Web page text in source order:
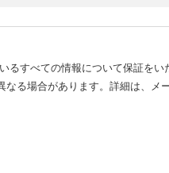
るすべての情報について保証を
なる場合があります。詳細は、メ